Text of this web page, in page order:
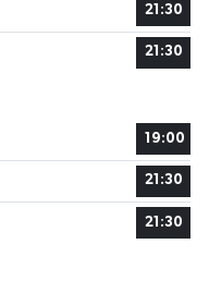
21:30
21:30
19:00
21:30
21:30